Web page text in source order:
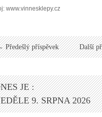
www.vinnesklepy.cz
Předešlý příspěvek Další
JE :
9. SRPNA 2026